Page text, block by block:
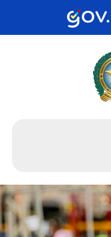
contenido